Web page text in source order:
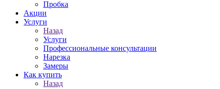
Пробка
Акции
Услуги
Назад
Услуги
Профессиональные консультации
Нарезка
Замеры
Как купить
Назад